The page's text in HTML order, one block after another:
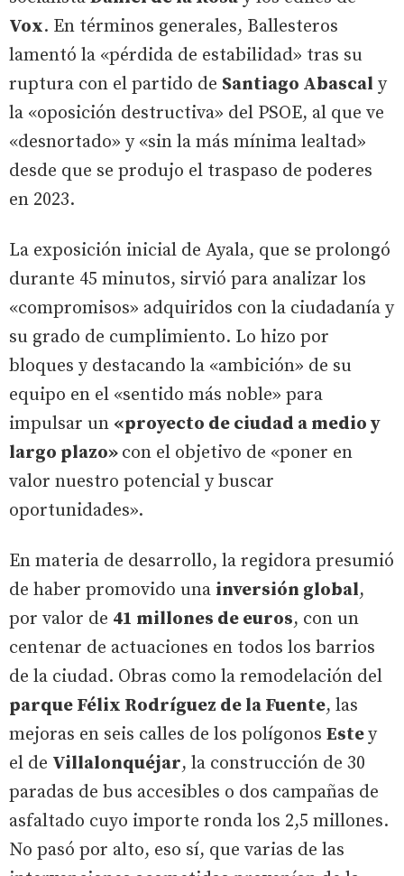
Vox. En términos generales, Ballesteros
lamentó la «pérdida de estabilidad» tras su
ruptura con el partido de Santiago Abascal y
la «oposición destructiva» del PSOE, al que ve
«desnortado» y «sin la más mínima lealtad»
desde que se produjo el traspaso de poderes
en 2023.
La exposición inicial de Ayala, que se prolongó
durante 45 minutos, sirvió para analizar los
«compromisos» adquiridos con la ciudadanía y
su grado de cumplimiento. Lo hizo por
bloques y destacando la «ambición» de su
equipo en el «sentido más noble» para
impulsar un «proyecto de ciudad a medio y
largo plazo» con el objetivo de «poner en
valor nuestro potencial y buscar
oportunidades».
En materia de desarrollo, la regidora presumió
de haber promovido una inversión global,
por valor de 41 millones de euros, con un
centenar de actuaciones en todos los barrios
de la ciudad. Obras como la remodelación del
parque Félix Rodríguez de la Fuente, las
mejoras en seis calles de los polígonos Estey
el de Villalonquéjar, la construcción de 30
paradas de bus accesibles o dos campañas de
asfaltado cuyo importe ronda los 2,5 millones.
No pasó por alto, eso sí, que varias de las